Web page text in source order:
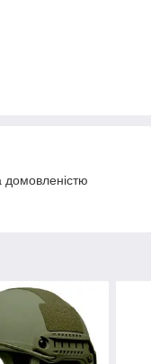
домовленістю